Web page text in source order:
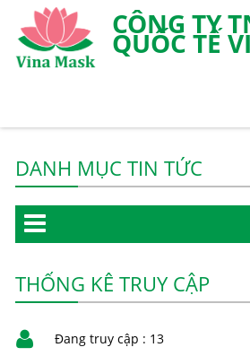
CÔNG TY
QUỐC TẾ
DANH MỤC TIN TỨC
THỐNG KÊ TRUY CẬP
Đang truy cập : 13